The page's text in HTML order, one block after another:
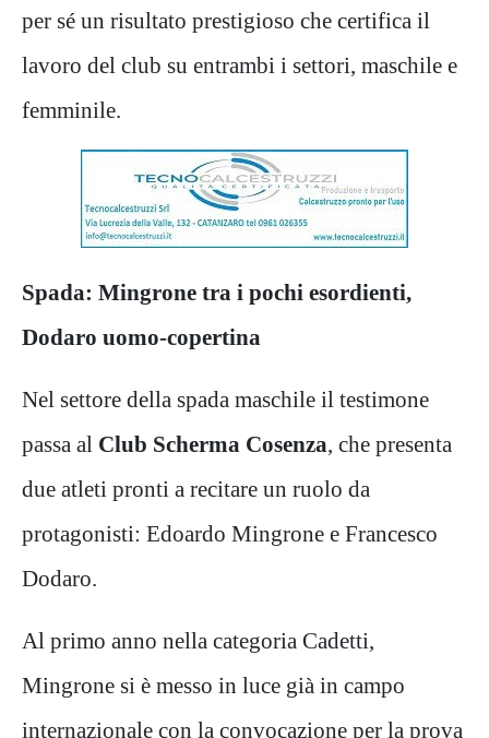
per sé un risultato prestigioso che certifica il
lavoro del club su entrambi i settori, maschile e
femminile.
Spada: Mingrone tra i pochi esordienti,
Dodaro uomo-copertina
Nel settore della spada maschile il testimone
passa al Club Scherma Cosenza, che presenta
due atleti pronti a recitare un ruolo da
protagonisti: Edoardo Mingrone e Francesco
Dodaro.
Al primo anno nella categoria Cadetti,
Mingrone si è messo in luce già in campo
internazionale con la convocazione per la prova